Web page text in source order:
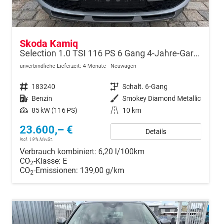
Skoda Kamiq
Selection 1.0 TSI 116 PS 6 Gang 4-Jahre-Garantie-Anhängerkupplung schwenkbar-Kessy-16" Alu-2-Zonen-Climatronic-Tempomat-LED-AppleCarPlay-AndroidAuto-Rückfahrkamera-2xPDC
unverbindliche Lieferzeit: 4 Monate Neuwagen
Fahrzeugnr. 183240 Getriebe Schalt. 6-Gang
Kraftstoff Benzin Außenfarbe Smokey Diamond Metallic
Leistung 85 kW (116 PS) Kilometerstand 10 km
23.600,– €
incl. 19% MwSt.
Details
Verbrauch kombiniert: 6,20 l/100km
CO2-Klasse: E
CO2-Emissionen: 139,00 g/km